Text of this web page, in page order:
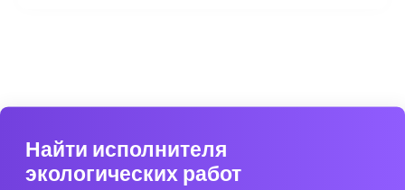
Найти исполнителя
экологических работ